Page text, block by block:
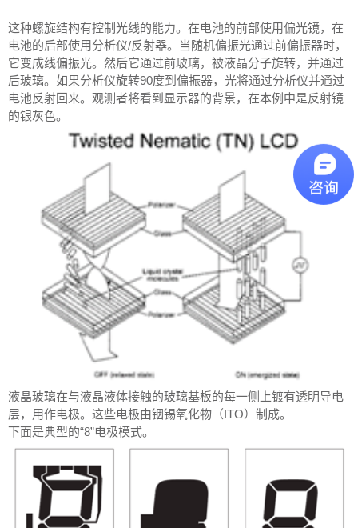
这种螺旋结构有控制光线的能力。在电池的前部使用偏光镜，在
电池的后部使用分析仪/反射器。当随机偏振光通过前偏振器时，
它变成线偏振光。然后它通过前玻璃，被液晶分子旋转，并通过
后玻璃。如果分析仪旋转90度到偏振器，光将通过分析仪并通过
电池反射回来。观测者将看到显示器的背景，在本例中是反射镜
的银灰色。
液晶玻璃在与液晶液体接触的玻璃基板的每一侧上镀有透明导电
层，用作电极。这些电极由铟锡氧化物（ITO）制成。
下面是典型的“8”电极模式。